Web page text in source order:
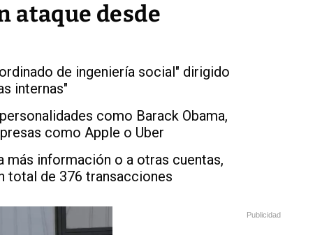
ataque desde
de ingeniería social" dirigido
internas"
como Barack Obama,
como Apple o Uber
más información o a otras cuentas,
total de 376 transacciones
Publicidad